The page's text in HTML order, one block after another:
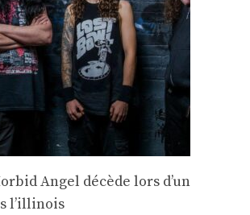
Angel décède lors d’un
l’illinois